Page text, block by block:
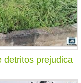
detritos prejudica